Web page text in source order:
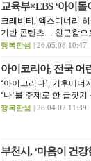
교육부×EBS ‘아이
크래비티, 엑스디너리
기반 콘텐츠… 친근함으
행복한샘 | 26.05.08 10:47
아이코리아, 전국 어
‘아이그리다’, 기후에너
‘나’를 주제로 한 글짓
행복한샘 | 26.04.07 11:39
부천시, ‘마음이 건